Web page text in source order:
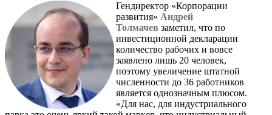
Гендиректор «Корпорации
развития» Андрей
Толмачев заметил, что по
инвестиционной декларации
количество рабочих и вовсе
заявлено лишь 20 человек,
поэтому увеличение штатной
численности до 36 работников
является однозначным плюсом.
«Для нас, для индустриального